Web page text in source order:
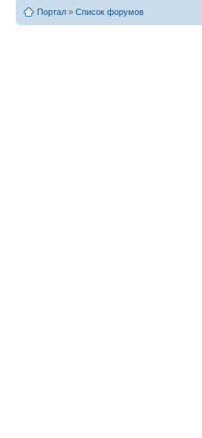
Портал » Список форумов